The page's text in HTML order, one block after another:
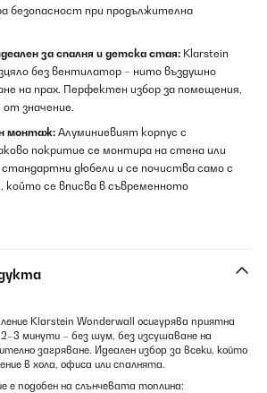
безопасност при продължителна
за спалня и детска стая: Klarstein
без вентилатор – нито въздушно
на прах. Перфектен избор за помещения,
значение.
монтаж: Алуминиевият корпус с
покритие се монтира на стена или
дюбели и се почиства само с
който се вписва в съвременното
Klarstein Wonderwall осигурява приятна
минути – без шум, без изсушаване на
загряване. Идеален избор за всеки, който
в хола, офиса или спалнята.
е подобен на слънчевата топлина: